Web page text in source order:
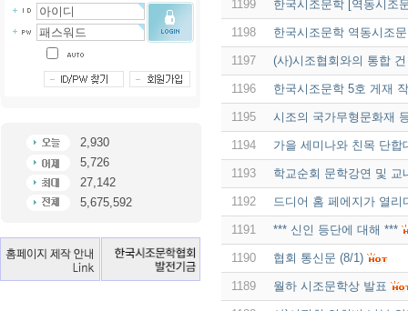
2,930
5,726
27,142
5,675,592
1199 한국시조문학 [역동시조
1198 한국시조문학 역동시조
1197 (사)시조협회와의 통합 건
1196 한국시조문학 5호 게재
1195 시조의 국가무형문화재
1194 가을 세미나와 친목 단합
1193 학교순회 문학강연 및 교
1192 드디어 홈 페에지가 열리
1191 *** 신인 등단에 대해 ***
1190 협회 통신문 (8/1)
1189 월하 시조문학상 발표